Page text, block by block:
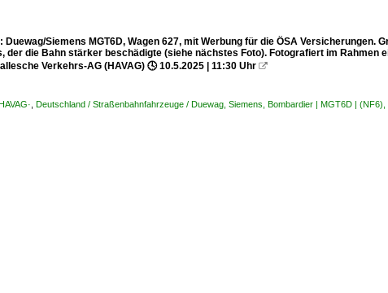
Siemens MGT6D, Wagen 627, mit Werbung für die ÖSA Versicherungen.
der die Bahn stärker beschädigte (siehe nächstes Foto). Fotografiert im Rahmen
Verkehrs-AG (HAVAG) 🕓 10.5.2025 | 11:30 Uhr 
Deutschland / Straßenbahnfahrzeuge / Duewag, Siemens, Bombardier | MGT6D |